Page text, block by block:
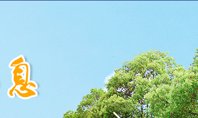
教研活动
共青团委员会